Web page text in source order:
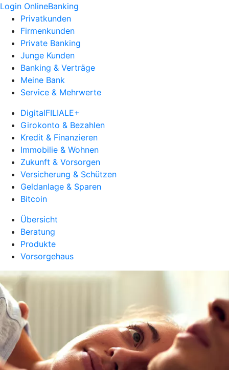
Login OnlineBanking
Privatkunden
Firmenkunden
Private Banking
Junge Kunden
Banking & Verträge
Meine Bank
Service & Mehrwerte
DigitalFILIALE+
Girokonto & Bezahlen
Kredit & Finanzieren
Immobilie & Wohnen
Zukunft & Vorsorgen
Versicherung & Schützen
Geldanlage & Sparen
Bitcoin
Übersicht
Beratung
Produkte
Vorsorgehaus